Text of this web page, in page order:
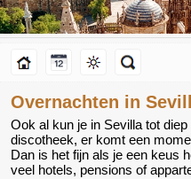
Overnachten in
Ook al kun je in Sevilla tot
discotheek, er komt een
Dan is het fijn als je een keus
veel hotels, pensions of